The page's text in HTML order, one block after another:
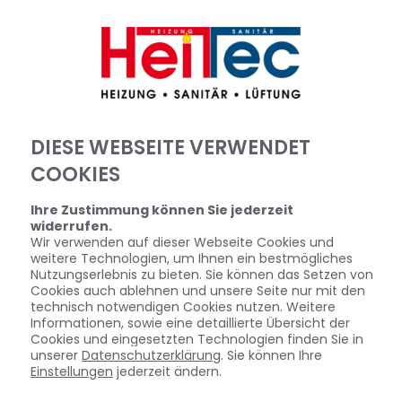
IHR HEIZUNGSKONFIGURATOR
DIESE WEBSEITE VERWENDET
COOKIES
Ihre Zustimmung können Sie jederzeit
widerrufen.
Wir verwenden auf dieser Webseite Cookies und
weitere Technologien, um Ihnen ein bestmögliches
Nutzungserlebnis zu bieten. Sie können das Setzen von
Cookies auch ablehnen und unsere Seite nur mit den
technisch notwendigen Cookies nutzen. Weitere
Informationen, sowie eine detaillierte Übersicht der
Cookies und eingesetzten Technologien finden Sie in
unserer Datenschutzerklärung. Sie können Ihre
Einstellungen jederzeit ändern.